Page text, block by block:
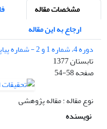
مشخصات مقاله
ارجاع به این مقاله
دوره 4، شماره 1 و 2 - شماره پیاپی 12
تابستان 1377
صفحه54-58
نوع مقاله : مقاله پژوهشی
نویسنده